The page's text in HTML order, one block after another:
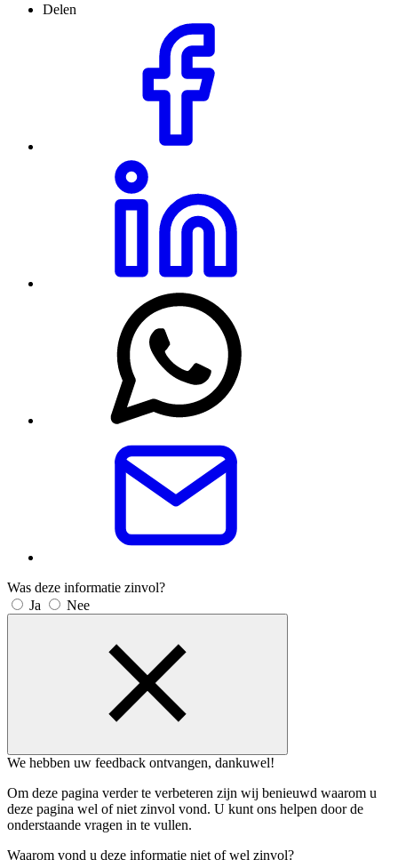
Delen
Was deze informatie zinvol?
Ja
Nee
We hebben uw feedback ontvangen, dankuwel!
Om deze pagina verder te verbeteren zijn wij benieuwd waarom u
deze pagina wel of niet zinvol vond. U kunt ons helpen door de
onderstaande vragen in te vullen.
Waarom vond u deze informatie niet of wel zinvol?